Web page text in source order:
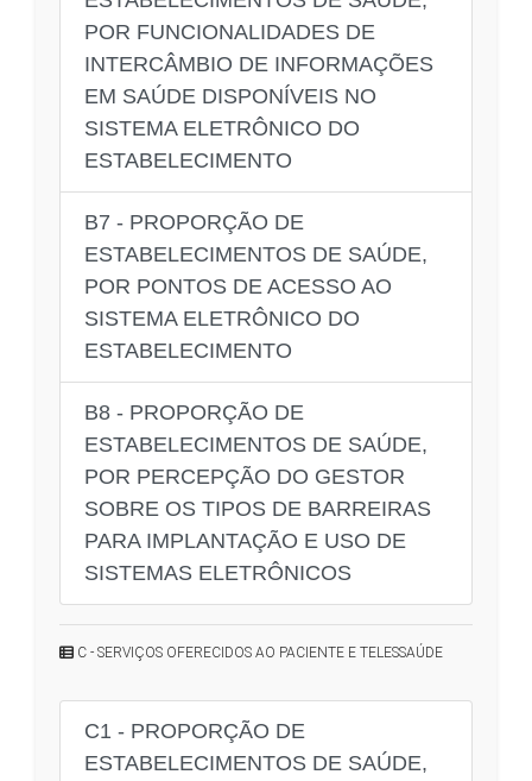
POR FUNCIONALIDADES DE
INTERCÂMBIO DE INFORMAÇÕES
EM SAÚDE DISPONÍVEIS NO
SISTEMA ELETRÔNICO DO
ESTABELECIMENTO
B7 - PROPORÇÃO DE
ESTABELECIMENTOS DE SAÚDE,
POR PONTOS DE ACESSO AO
SISTEMA ELETRÔNICO DO
ESTABELECIMENTO
B8 - PROPORÇÃO DE
ESTABELECIMENTOS DE SAÚDE,
POR PERCEPÇÃO DO GESTOR
SOBRE OS TIPOS DE BARREIRAS
PARA IMPLANTAÇÃO E USO DE
SISTEMAS ELETRÔNICOS
C - SERVIÇOS OFERECIDOS AO PACIENTE E TELESSAÚDE
C1 - PROPORÇÃO DE
ESTABELECIMENTOS DE SAÚDE,